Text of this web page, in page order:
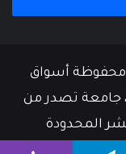
الحقوق محفوظة أسواق
جامعة تصدر من
المحدودة
بنا